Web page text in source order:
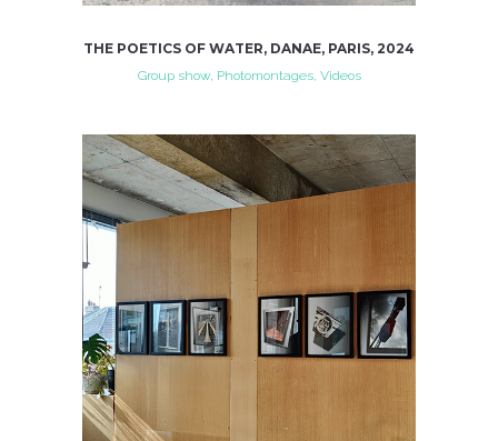
THE POETICS OF WATER, DANAE, PARIS, 2024
Group show, Photomontages, Videos